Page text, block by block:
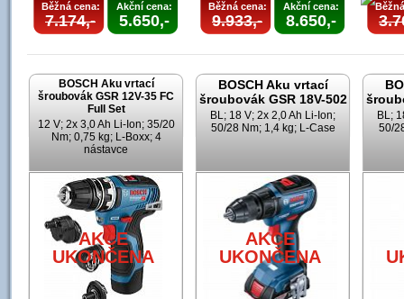
Běžná cena:
7.174,-
Akční cena:
5.650,-
Běžná cena:
9.933,-
Akční cena:
8.650,-
BOSCH Aku vrtací
šroubovák GSR 12V-35 FC
Full Set
12 V; 2x 3,0 Ah Li-Ion; 35/20
Nm; 0,75 kg; L-Boxx; 4
nástavce
AKCE
UKONČENA
BOSCH Aku vrtací
šroubovák GSR 18V-502
BL; 18 V; 2x 2,0 Ah Li-Ion;
50/28 Nm; 1,4 kg; L-Case
AKCE
UKONČENA
BL;
50/